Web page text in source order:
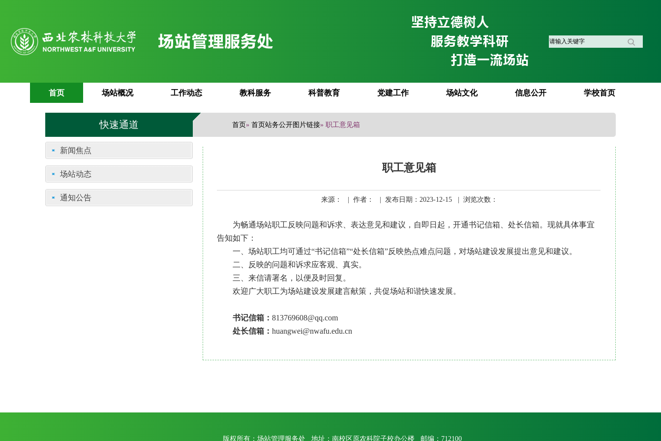
首页 场站概况 工作动态 教科服务 科普教育 党建工作 场站文化 信息公开 学校首页
快速通道 首页» 首页站务公开图片链接» 职工意见箱
新闻焦点
场站动态
通知公告
职工意见箱
来源： | 作者： | 发布日期：2023-12-15 | 浏览次数：
为畅通场站职工反映问题和诉求、表达意见和建议，自即日起，开通书记信箱、处长信箱。现就具体事宜
告知如下：
一、场站职工均可通过“书记信箱”“处长信箱”反映热点难点问题，对场站建设发展提出意见和建议。
二、反映的问题和诉求应客观、真实。
三、来信请署名，以便及时回复。
欢迎广大职工为场站建设发展建言献策，共促场站和谐快速发展。
书记信箱： 813769608@qq.com
处长信箱： huangwei@nwafu.edu.cn
版权所有：场站管理服务处 地址：南校区原农科院子校办公楼 邮编：712100